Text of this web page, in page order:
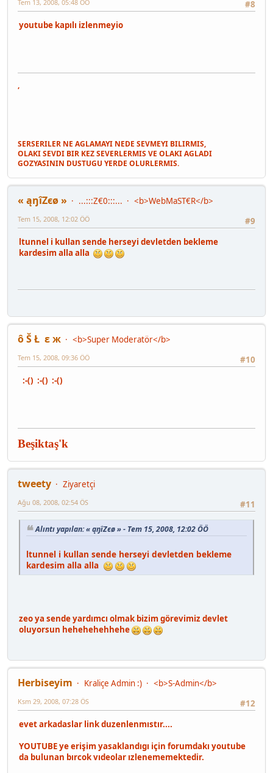
#8
Tem 13, 2008, 05:48 ÖÖ
youtube kapılı izlenmeyio
,
SERSERILER NE AGLAMAYI NEDE SEVMEYI BILIRMIS,
OLAKI SEVDI BIR KEZ SEVERLERMIS VE OLAKI AGLADI
GOZYASININ DUSTUGU YERDE OLURLERMIS.
« ąŋîZєø » ...:::Z€0:::...
<b>WebMaST€R</b>
#9
Tem 15, 2008, 12:02 ÖÖ
ltunnel i kullan sende herseyi devletden bekleme
kardesim alla alla
ô Š Ł ε ж
<b>Super Moderatör</b>
#10
Tem 15, 2008, 09:36 ÖÖ
:-() :-() :-()
Beşiktaş'k
tweety
Ziyaretçi
#11
Ağu 08, 2008, 02:54 ÖS
Alıntı yapılan: « ąŋîZєø » - Tem 15, 2008, 12:02 ÖÖ
ltunnel i kullan sende herseyi devletden bekleme
kardesim alla alla
zeo ya sende yardımcı olmak bizim görevimiz devlet
oluyorsun hehehehehhehe
Herbiseyim Kraliçe Admin :)
<b>S-Admin</b>
#12
Ksm 29, 2008, 07:28 ÖS
evet arkadaslar link duzenlenmıstır....
YOUTUBE ye erişim yasaklandıgı için forumdakı youtube
da bulunan bırcok vıdeolar ızlenememektedir.